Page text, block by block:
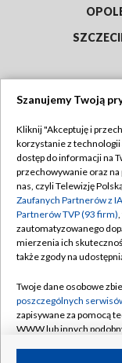
Abonament TVP
Emisja w TVP
Centrum
Naziemna
Rada
System NOS
Informacje o
Szanujemy Twoją
Kliknij "Akceptuję i
korzystanie z
dostęp do informacji na
przechowywanie oraz
nas, czyli Telewizję
Zaufanych Partnerów z
Partnerów TVP (93 firm)
zautomatyzowanego
mierzenia ich
także zgody na
Twoje dane osobowe
poszczególnych
zapisywane za pomocą
WWW lub innych